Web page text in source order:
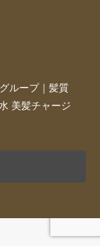
ループ｜髪質
美髪チャージ